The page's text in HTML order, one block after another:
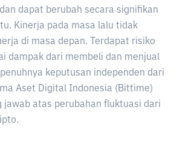
dapat berubah secara signifikan
Kinerja pada masa lalu tidak
di masa depan. Terdapat risiko
dampak dari membeli dan menjual
keputusan independen dari
Aset Digital Indonesia (Bittime)
jawab atas perubahan fluktuasi dari